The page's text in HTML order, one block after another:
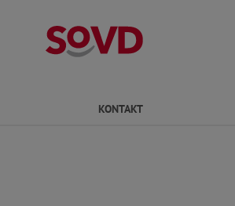
Kreisverband
KONTAKT